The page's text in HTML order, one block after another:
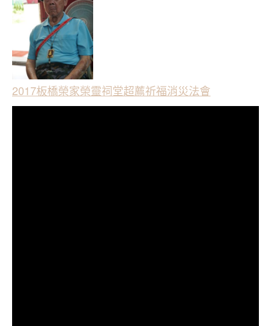
2017板橋榮家榮靈祠堂超薦祈福消災法會